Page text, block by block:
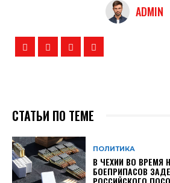
ADMIN
СТАТЬИ ПО ТЕМЕ
ПОЛИТИКА
В ЧЕХИИ ВО ВРЕМЯ
БОЕПРИПАСОВ